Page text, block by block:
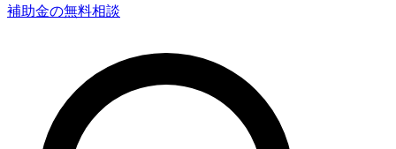
補助金の無料相談